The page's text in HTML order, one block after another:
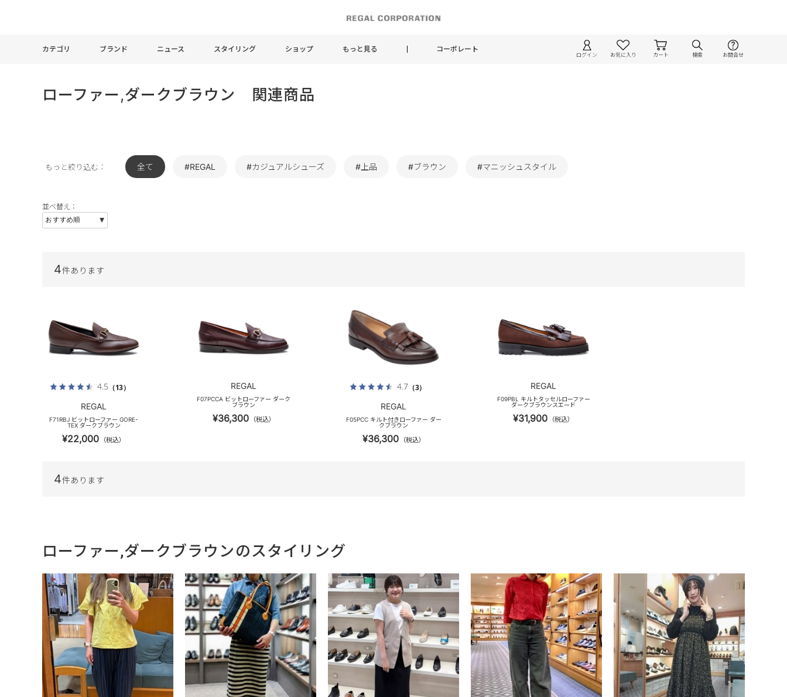
カテゴリ ブランド ニュース スタイリング ショップ もっと見る コーポレート
ログイン お気に入り カート 検索 お問合せ
ローファー,ダークブラウン 関連商品
もっと絞り込む： 全て #REGAL #カジュアルシューズ #上品 #ブラウン #マニッシュスタイル
並べ替え：
4件あります
4.5 （13）
REGAL
F71RBJ ビットローファー GORE-
TEX ダークブラウン
¥22,000 （税込）
REGAL
F07PCCA ビットローファー ダーク
ブラウン
¥36,300 （税込）
4.7（3）
REGAL
F05PCC キルト付きローファー ダー
クブラウン
¥36,300 （税込）
REGAL
F09PBL キルトタッセルローファー
ダークブラウンスエード
¥31,900 （税込）
4件あります
ローファー,ダークブラウンのスタイリング